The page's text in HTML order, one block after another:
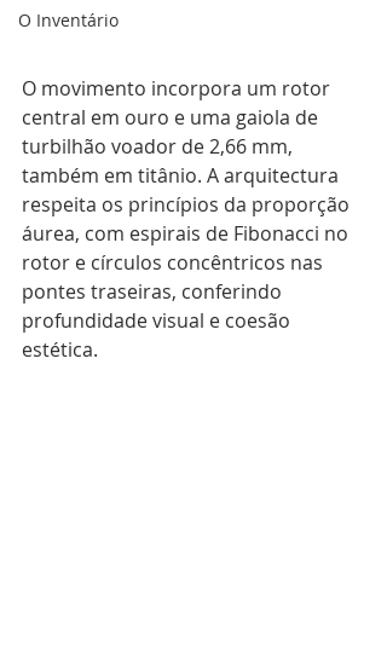
O Inventário
O movimento incorpora um rotor
central em ouro e uma gaiola de
turbilhão voador de 2,66 mm,
também em titânio. A arquitectura
respeita os princípios da proporção
áurea, com espirais de Fibonacci no
rotor e círculos concêntricos nas
pontes traseiras, conferindo
profundidade visual e coesão
estética.